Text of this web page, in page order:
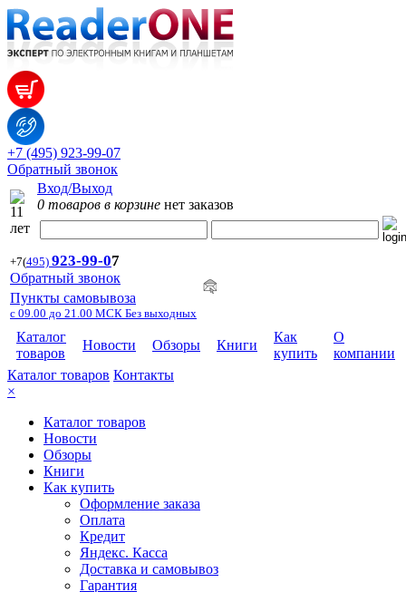
+7 (495) 923-99-07
Обратный звонок
Вход/Выход
0 товаров в корзине нет заказов
+7(495) 923-99-07
Обратный звонок
Пункты самовывоза
с 09.00 до 21.00 МСК Без выходных
Каталог
товаров
Новости Обзоры Книги
Как
купить
О
компании
Каталог товаров Контакты
×
Каталог товаров
Новости
Обзоры
Книги
Как купить
Оформление заказа
Оплата
Кредит
Яндекс. Касса
Доставка и самовывоз
Гарантия